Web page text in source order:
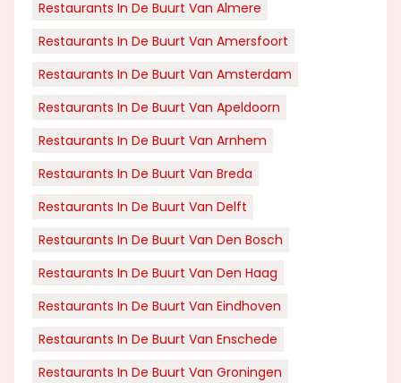
Restaurants In De Buurt Van Almere
Restaurants In De Buurt Van Amersfoort
Restaurants In De Buurt Van Amsterdam
Restaurants In De Buurt Van Apeldoorn
Restaurants In De Buurt Van Arnhem
Restaurants In De Buurt Van Breda
Restaurants In De Buurt Van Delft
Restaurants In De Buurt Van Den Bosch
Restaurants In De Buurt Van Den Haag
Restaurants In De Buurt Van Eindhoven
Restaurants In De Buurt Van Enschede
Restaurants In De Buurt Van Groningen